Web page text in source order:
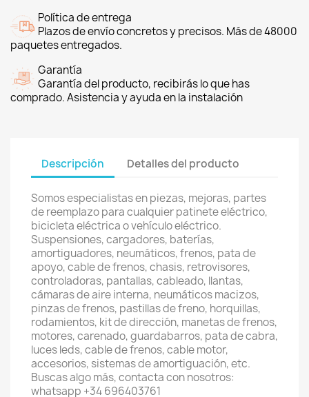
Política de entrega
Plazos de envío concretos y precisos. Más de 48000
paquetes entregados.
Garantía
Garantía del producto, recibirás lo que has
comprado. Asistencia y ayuda en la instalación
Descripción Detalles del producto
Somos especialistas en piezas, mejoras, partes
de reemplazo para cualquier patinete eléctrico,
bicicleta eléctrica o vehículo eléctrico.
Suspensiones, cargadores, baterías,
amortiguadores, neumáticos, frenos, pata de
apoyo, cable de frenos, chasis, retrovisores,
controladoras, pantallas, cableado, llantas,
cámaras de aire interna, neumáticos macizos,
pinzas de frenos, pastillas de freno, horquillas,
rodamientos, kit de dirección, manetas de frenos,
motores, carenado, guardabarros, pata de cabra,
luces leds, cable de frenos, cable motor,
accesorios, sistemas de amortiguación, etc.
Buscas algo más, contacta con nosotros:
whatsapp +34 696403761